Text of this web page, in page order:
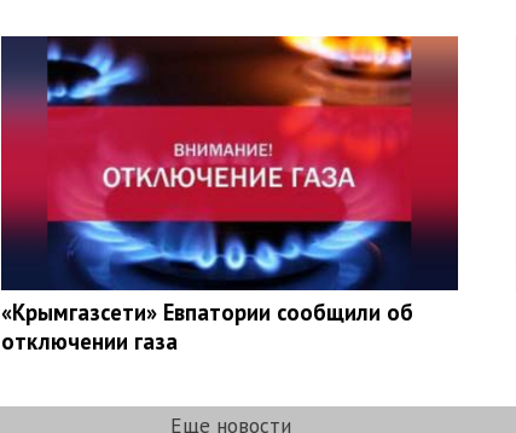
«Крымгазсети» Евпатории сообщили об
отключении газа
Еще новости